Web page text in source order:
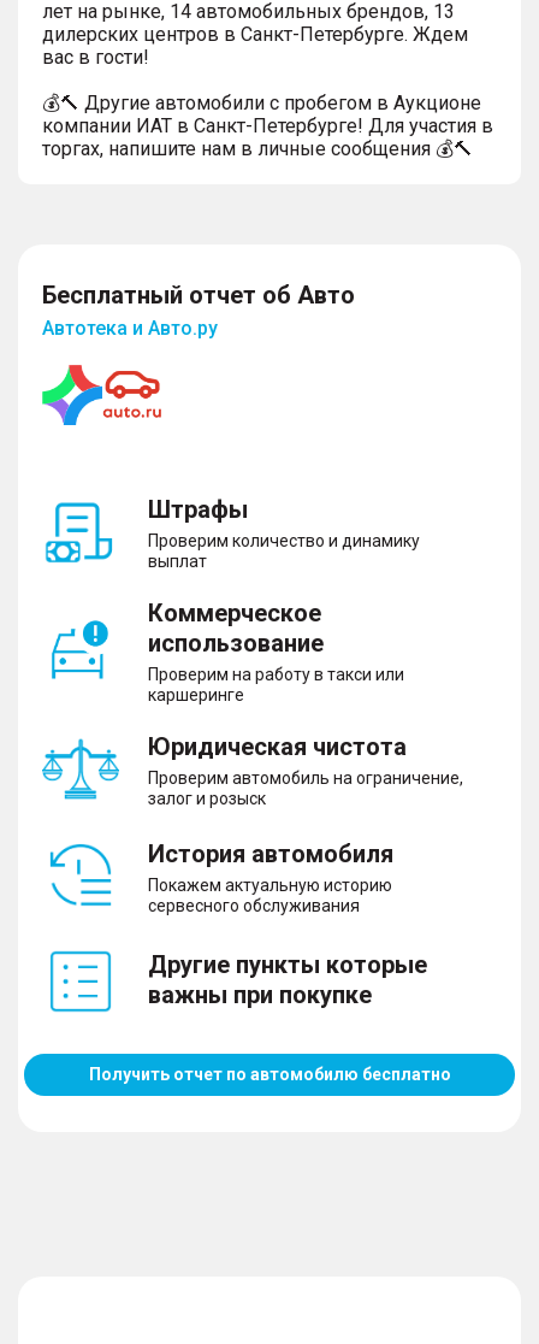
лет на рынке, 14 автомобильных брендов, 13
дилерских центров в Санкт-Петербурге. Ждем
вас в гости!
💰🔨 Другие автомобили с пробегом в Аукционе
компании ИАТ в Санкт-Петербурге! Для участия в
торгах, напишите нам в личные сообщения 💰🔨
Бесплатный отчет об Авто
Автотека и Авто.ру
Штрафы
Проверим количество и динамику
выплат
Коммерческое
использование
Проверим на работу в такси или
каршеринге
Юридическая чистота
Проверим автомобиль на ограничение,
залог и розыск
История автомобиля
Покажем актуальную историю
сервесного обслуживания
Другие пункты которые
важны при покупке
Получить отчет по автомобилю бесплатно